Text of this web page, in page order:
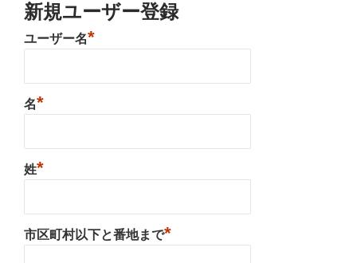
新規ユーザー登録
ユーザー名*
名*
姓*
市区町村以下と番地まで*